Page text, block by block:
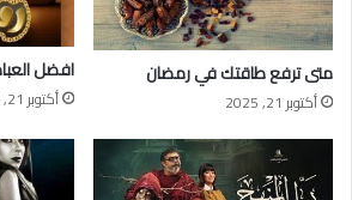
متى ترفع طاقتك في رمضان
أكتوبر 21, 2025
افضل
أكتوبر 21, 2025